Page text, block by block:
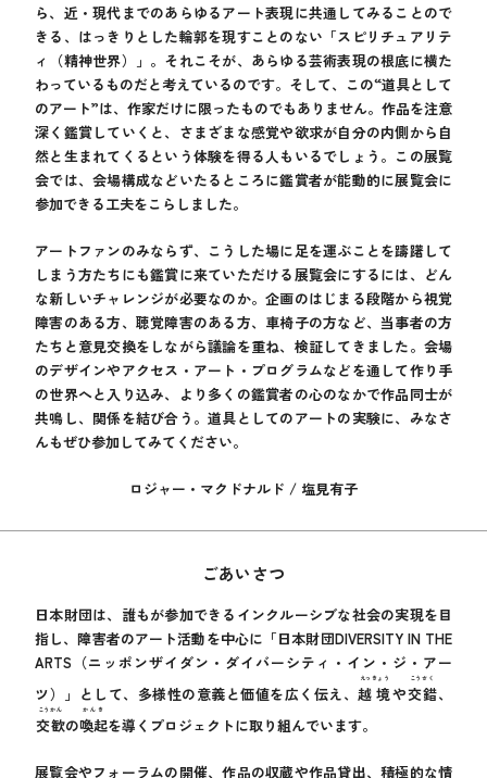
ら、近・現代までのあらゆるアート表現に共通してみることので
きる、はっきりとした輪郭を現すことのない「スピリチュアリテ
ィ（精神世界）」。それこそが、あらゆる芸術表現の根底に横た
わっているものだと考えているのです。そして、この“道具として
のアート”は、作家だけに限ったものでもありません。作品を注意
深く鑑賞していくと、さまざまな感覚や欲求が自分の内側から自
然と生まれてくるという体験を得る人もいるでしょう。この展覧
会では、会場構成などいたるところに鑑賞者が能動的に展覧会に
参加できる工夫をこらしました。
アートファンのみならず、こうした場に足を運ぶことを躊躇して
しまう方たちにも鑑賞に来ていただける展覧会にするには、どん
な新しいチャレンジが必要なのか。企画のはじまる段階から視覚
障害のある方、聴覚障害のある方、車椅子の方など、当事者の方
たちと意見交換をしながら議論を重ね、検証してきました。会場
のデザインやアクセス・アート・プログラムなどを通して作り手
の世界へと入り込み、より多くの鑑賞者の心のなかで作品同士が
共鳴し、関係を結び合う。道具としてのアートの実験に、みなさ
んもぜひ参加してみてください。
ロジャー・マクドナルド / 塩見有子
ごあいさつ
日本財団は、誰もが参加できるインクルーシブな社会の実現を目
指し、障害者のアート活動を中心に「日本財団DIVERSITY IN THE
ARTS（ニッポンザイダン・ダイバーシティ・イン・ジ・アー
ツ）」として、多様性の意義と価値を広く伝え、 越境
えっきょう
や交錯
こうさく
、
交歓
こうかん
の喚起
かんき
を導くプロジェクトに取り組んでいます。
展覧会やフォーラムの開催、作品の収蔵や作品貸出、積極的な情